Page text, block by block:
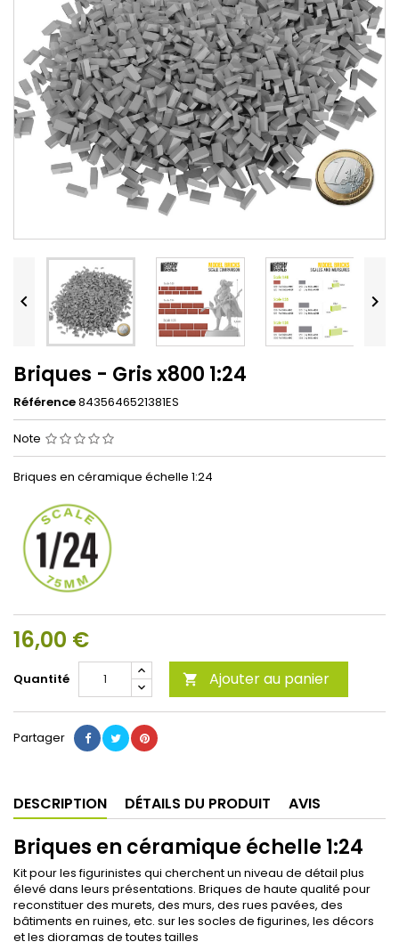
 
Briques - Gris x800 1:24
Référence8435646521381ES
Note
Briques en céramique échelle 1:24
16,00 €
Quantité  Ajouter au panier
Partager
DESCRIPTION DÉTAILS DU PRODUIT AVIS
Briques en céramique échelle 1:24
Kit pour les figurinistes qui cherchent un niveau de détail plus
élevé dans leurs présentations. Briques de haute qualité pour
reconstituer des murets, des murs, des rues pavées, des
bâtiments en ruines, etc. sur les socles de figurines, les décors
et les dioramas de toutes tailles